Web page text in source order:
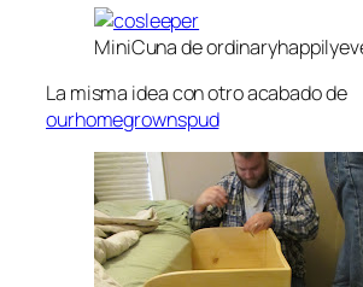
MiniCuna de
La misma idea con otro acabado de
ourhomegrownspud